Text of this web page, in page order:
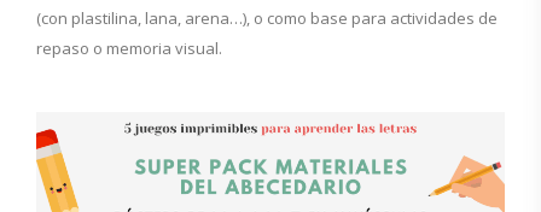
(con plastilina, lana, arena…), o como base para actividades de
repaso o memoria visual.